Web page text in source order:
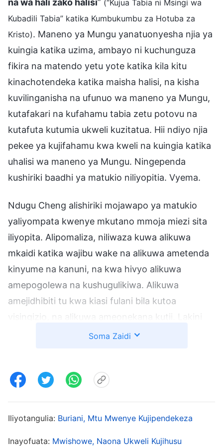
(“Kujua Tabia ni Msingi wa
Kubadili Tabia” katika Kumbukumbu za Hotuba za
Kristo). Maneno ya Mungu yanatuonyesha njia ya
kuingia katika uzima, ambayo ni kuchunguza
fikira na matendo yetu yote katika kila kitu
kinachotendeka katika maisha halisi, na kisha
kuvilinganisha na ufunuo wa maneno ya Mungu,
kutafakari na kufahamu tabia zetu potovu na
kutafuta kutumia ukweli kuzitatua. Hii ndiyo njia
pekee ya kujifahamu kwa kweli na kuingia katika
uhalisi wa maneno ya Mungu. Ningependa
kushiriki baadhi ya matukio niliyopitia. Vyema.
Ndugu Cheng alishiriki mojawapo ya matukio
yaliyompata kwenye mkutano mmoja miezi sita
iliyopita. Alipomaliza, niliwaza kuwa alikuwa
mkaidi katika wajibu wake na alikuwa ametenda
kinyume na kanuni, na kwa hivyo alikuwa
amepogolewa na kushugulikiwa. Alikuwa
amejidhibiti tu kwa kiasi fulani bila kutoa
visingizio, na alikuwa ameonekana kutii. Lakini
kuhusu ni kwa nini alikuwa amekuwa mkaidi
kweli ametafakari au kujaribu kufahamu mambo
Soma Zaidi
Iliyotangulia: Buriani, Mtu Mwenye Kujipendekeza
Inayofuata: Mwishowe, Naona Ukweli Kujihusu